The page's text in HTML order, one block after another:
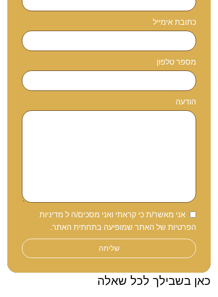
כאן בשבילך לכל שאלה
כתובת אימייל
מספר טלפון
הודעה
אני מאשר/ת כי קראתי ואני מסכים/ה ל מדיניות
הפרטיות של האתר שמופיעה בתחתית האתר.
שליחה